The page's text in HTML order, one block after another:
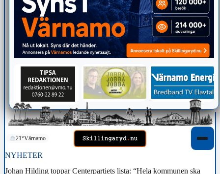
21°Värnamo
NYHETER
Johan Hilding toppar Centerpartiets lista: “Hela kommunen ska